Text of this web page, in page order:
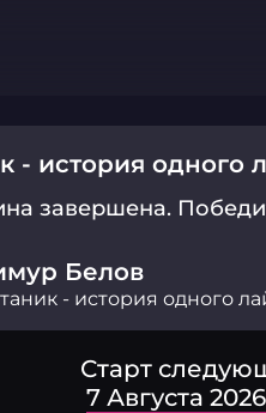
- история одного
завершена.
Белов
- история одного
Старт
7 Августа